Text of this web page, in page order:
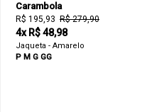
Carambola
R$ 195,93 R$ 279,90
4x R$ 48,98
Jaqueta - Amarelo
P M G GG